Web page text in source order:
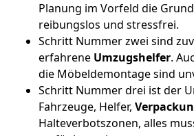
Planung im Vorfeld die
reibungslos und stressfrei.
Schritt Nummer zwei sind
erfahrene Umzugshelfer.
die Möbeldemontage sind
Schritt Nummer drei ist der
Fahrzeuge, Helfer,
Halteverbotszonen, alles